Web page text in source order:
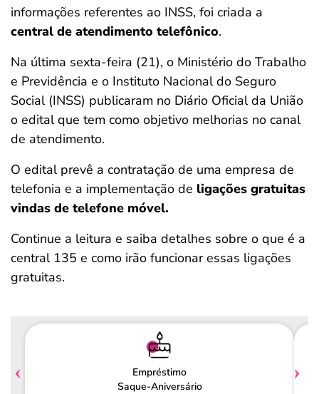
informações referentes ao INSS, foi criada a
central de atendimento telefônico.
Na última sexta-feira (21), o Ministério do Trabalho
e Previdência e o Instituto Nacional do Seguro
Social (INSS) publicaram no Diário Oficial da União
o edital que tem como objetivo melhorias no canal
de atendimento.
O edital prevê a contratação de uma empresa de
telefonia e a implementação de ligações gratuitas
vindas de telefone móvel.
Continue a leitura e saiba detalhes sobre o que é a
central 135 e como irão funcionar essas ligações
gratuitas.
Empréstimo
Saque-Aniversário